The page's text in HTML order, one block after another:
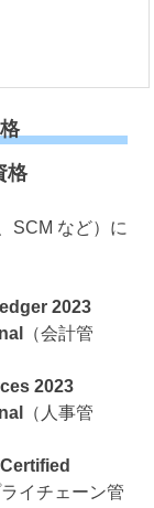
格
SCM など）に
2023
（会計管
2023
（人事管
ライチェーン管